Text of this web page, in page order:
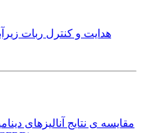
هدايت و كنترل ربات